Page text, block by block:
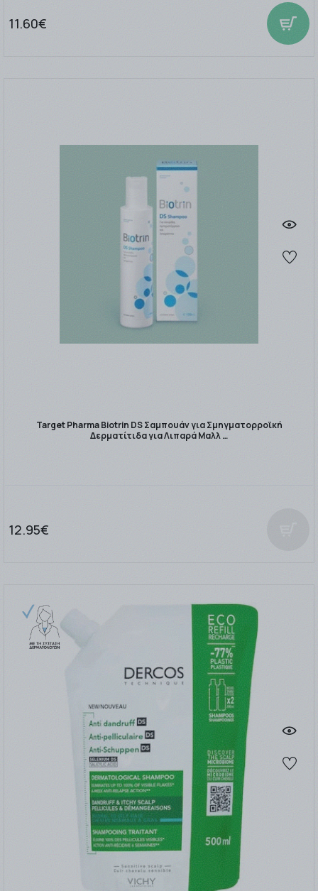
11.60€
Target Pharma Biotrin DS Σαμπουάν για Σμηγματορροϊκή
Δερματίτιδα για Λιπαρά Μαλλ …
12.95€